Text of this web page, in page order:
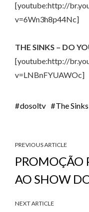
[youtube:http://
v=6Wn3h8p44Nc]
THE SINKS – DO
[youtube:http://
v=LNBnFYUAWOc]
dosoltv The Sinks
PREVIOUS ARTICLE
PROMOÇÃO
AO SHOW
NEXT ARTICLE